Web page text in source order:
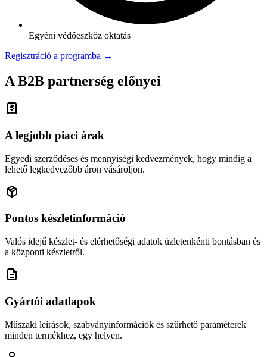
Egyéni védőeszköz oktatás
Regisztráció a programba →
A B2B partnerség előnyei
A legjobb piaci árak
Egyedi szerződéses és mennyiségi kedvezmények, hogy mindig a
lehető legkedvezőbb áron vásároljon.
Pontos készletinformáció
Valós idejű készlet- és elérhetőségi adatok üzletenkénti bontásban és
a központi készletről.
Gyártói adatlapok
Műszaki leírások, szabványinformációk és szűrhető paraméterek
minden termékhez, egy helyen.